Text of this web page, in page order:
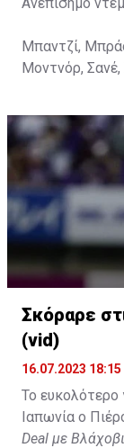
Μπαντζί,
Μοντνόρ, Σανέ,
Σκόραρε
(vid)
16.07.2023 18:15
Το ευκολότερο
Ιαπωνία ο
Deal με